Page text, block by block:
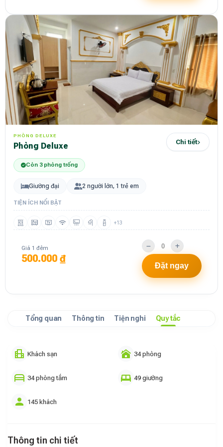
PHÒNG DELUXE
Phòng Deluxe Chi tiết
Còn 3 phòng trống
Giường đại 2 người lớn, 1 trẻ em
TIỆN ÍCH NỔI BẬT
+13
Giá 1 đêm
500.000 ₫
Đặt ngay
Tổng quan Thông tin Tiện nghi Quy tắc
Khách sạn 34 phòng
34 phòng tắm 49 giường
145 khách
Thông tin chi tiết